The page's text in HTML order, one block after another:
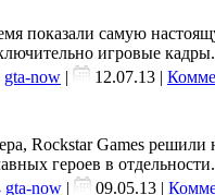
показали самую
игровые кадры.
gta-now | 12.07.13 |
Rockstar Games
героев в отдельности.
gta-now | 09.05.13 |